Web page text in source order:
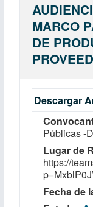
MARCO
DE
Descargar
Públicas -
Lugar de
https://
Fecha de